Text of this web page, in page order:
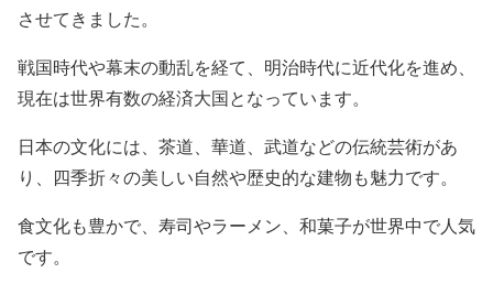
させてきました。
戦国時代や幕末の動乱を経て、明治時代に近代化を進め、
現在は世界有数の経済大国となっています。
日本の文化には、茶道、華道、武道などの伝統芸術があ
り、四季折々の美しい自然や歴史的な建物も魅力です。
食文化も豊かで、寿司やラーメン、和菓子が世界中で人気
です。